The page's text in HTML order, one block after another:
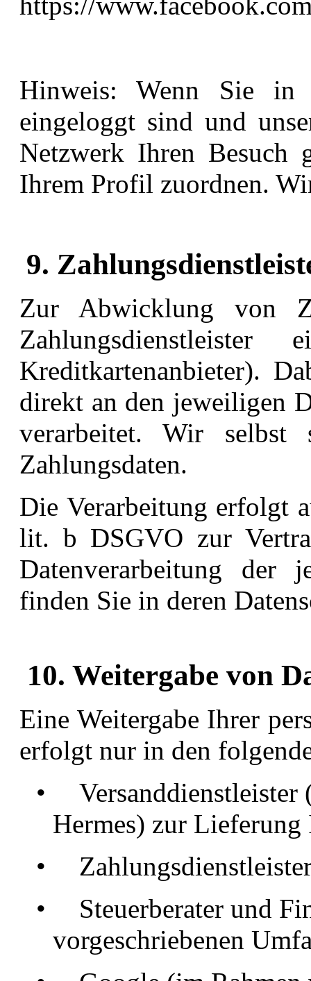
Hinweis: Wenn Sie in
eingeloggt sind und
Netzwerk Ihren Besuch
Ihrem Profil zuordnen.
9.
Zur Abwicklung von
Kreditkartenanbieter).
direkt an den jeweiligen
verarbeitet. Wir selbst
Zahlungsdaten.
Die Verarbeitung erfolgt
lit. b DSGVO zur
Datenverarbeitung der
finden Sie in deren
10. Weitergabe von
Eine Weitergabe Ihrer
erfolgt nur in den
•
Hermes) zur
•
•
Steuerberater und
vorgeschriebenen